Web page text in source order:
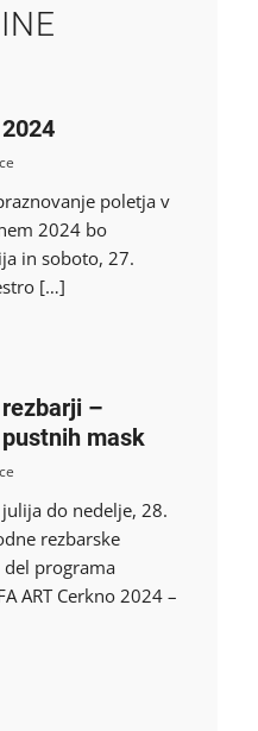
poletja v
2024 bo
in soboto, 27.
[…]
–
mask
do nedelje, 28.
rezbarske
programa
ART Cerkno 2024 –